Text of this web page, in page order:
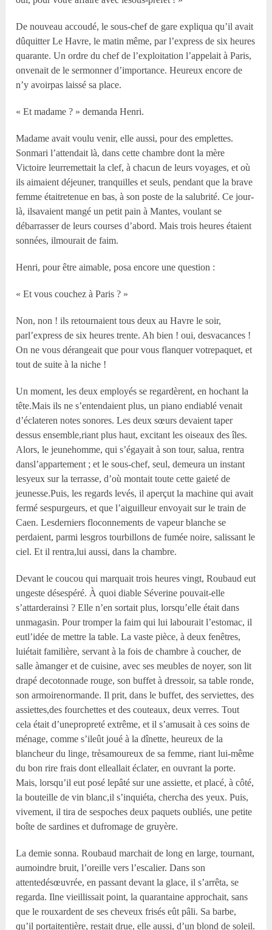
De nouveau accoudé, le sous-chef de gare expliqua qu’il avait
dûquitter Le Havre, le matin même, par l’express de six heures
quarante. Un ordre du chef de l’exploitation l’appelait à Paris,
onvenait de le sermonner d’importance. Heureux encore de
n’y avoirpas laissé sa place.
« Et madame ? » demanda Henri.
Madame avait voulu venir, elle aussi, pour des emplettes.
Sonmari l’attendait là, dans cette chambre dont la mère
Victoire leurremettait la clef, à chacun de leurs voyages, et où
ils aimaient déjeuner, tranquilles et seuls, pendant que la brave
femme étaitretenue en bas, à son poste de la salubrité. Ce jour-
là, ilsavaient mangé un petit pain à Mantes, voulant se
débarrasser de leurs courses d’abord. Mais trois heures étaient
sonnées, ilmourait de faim.
Henri, pour être aimable, posa encore une question :
« Et vous couchez à Paris ? »
Non, non ! ils retournaient tous deux au Havre le soir,
parl’express de six heures trente. Ah bien ! oui, desvacances !
On ne vous dérangeait que pour vous flanquer votrepaquet, et
tout de suite à la niche !
Un moment, les deux employés se regardèrent, en hochant la
tête.Mais ils ne s’entendaient plus, un piano endiablé venait
d’éclateren notes sonores. Les deux sœurs devaient taper
dessus ensemble,riant plus haut, excitant les oiseaux des îles.
Alors, le jeunehomme, qui s’égayait à son tour, salua, rentra
dansl’appartement ; et le sous-chef, seul, demeura un instant
lesyeux sur la terrasse, d’où montait toute cette gaieté de
jeunesse.Puis, les regards levés, il aperçut la machine qui avait
fermé sespurgeurs, et que l’aiguilleur envoyait sur le train de
Caen. Lesderniers floconnements de vapeur blanche se
perdaient, parmi lesgros tourbillons de fumée noire, salissant le
ciel. Et il rentra,lui aussi, dans la chambre.
Devant le coucou qui marquait trois heures vingt, Roubaud eut
ungeste désespéré. À quoi diable Séverine pouvait-elle
s’attarderainsi ? Elle n’en sortait plus, lorsqu’elle était dans
unmagasin. Pour tromper la faim qui lui labourait l’estomac, il
eutl’idée de mettre la table. La vaste pièce, à deux fenêtres,
luiétait familière, servant à la fois de chambre à coucher, de
salle àmanger et de cuisine, avec ses meubles de noyer, son lit
drapé decotonnade rouge, son buffet à dressoir, sa table ronde,
son armoirenormande. Il prit, dans le buffet, des serviettes, des
assiettes,des fourchettes et des couteaux, deux verres. Tout
cela était d’unepropreté extrême, et il s’amusait à ces soins de
ménage, comme s’ileût joué à la dînette, heureux de la
blancheur du linge, trèsamoureux de sa femme, riant lui-même
du bon rire frais dont elleallait éclater, en ouvrant la porte.
Mais, lorsqu’il eut posé lepâté sur une assiette, et placé, à côté,
la bouteille de vin blanc,il s’inquiéta, chercha des yeux. Puis,
vivement, il tira de sespoches deux paquets oubliés, une petite
boîte de sardines et dufromage de gruyère.
La demie sonna. Roubaud marchait de long en large, tournant,
aumoindre bruit, l’oreille vers l’escalier. Dans son
attentedésœuvrée, en passant devant la glace, il s’arrêta, se
regarda. Ilne vieillissait point, la quarantaine approchait, sans
que le rouxardent de ses cheveux frisés eût pâli. Sa barbe,
qu’il portaitentière, restait drue, elle aussi, d’un blond de soleil.